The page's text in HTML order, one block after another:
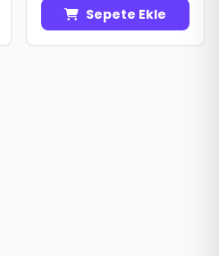
Sepete Ekle